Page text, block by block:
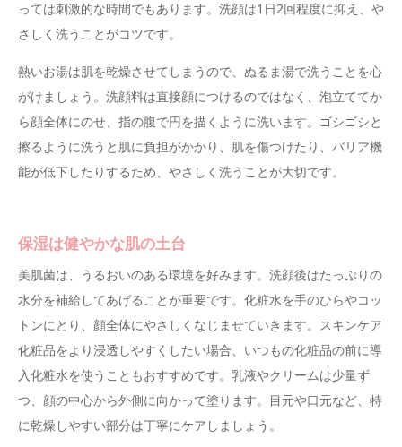
っては刺激的な時間でもあります。洗顔は1日2回程度に抑え、や
さしく洗うことがコツです。
熱いお湯は肌を乾燥させてしまうので、ぬるま湯で洗うことを心
がけましょう。洗顔料は直接顔につけるのではなく、泡立ててか
ら顔全体にのせ、指の腹で円を描くように洗います。ゴシゴシと
擦るように洗うと肌に負担がかかり、肌を傷つけたり、バリア機
能が低下したりするため、やさしく洗うことが大切です。
保湿は健やかな肌の土台
美肌菌は、うるおいのある環境を好みます。洗顔後はたっぷりの
水分を補給してあげることが重要です。化粧水を手のひらやコッ
トンにとり、顔全体にやさしくなじませていきます。スキンケア
化粧品をより浸透しやすくしたい場合、いつもの化粧品の前に導
入化粧水を使うこともおすすめです。乳液やクリームは少量ず
つ、顔の中心から外側に向かって塗ります。目元や口元など、特
に乾燥しやすい部分は丁寧にケアしましょう。